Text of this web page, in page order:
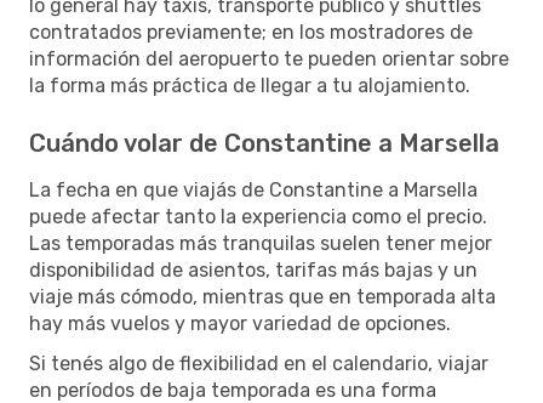
lo general hay taxis, transporte público y shuttles
contratados previamente; en los mostradores de
información del aeropuerto te pueden orientar sobre
la forma más práctica de llegar a tu alojamiento.
Cuándo volar de Constantine a Marsella
La fecha en que viajás de Constantine a Marsella
puede afectar tanto la experiencia como el precio.
Las temporadas más tranquilas suelen tener mejor
disponibilidad de asientos, tarifas más bajas y un
viaje más cómodo, mientras que en temporada alta
hay más vuelos y mayor variedad de opciones.
Si tenés algo de flexibilidad en el calendario, viajar
en períodos de baja temporada es una forma